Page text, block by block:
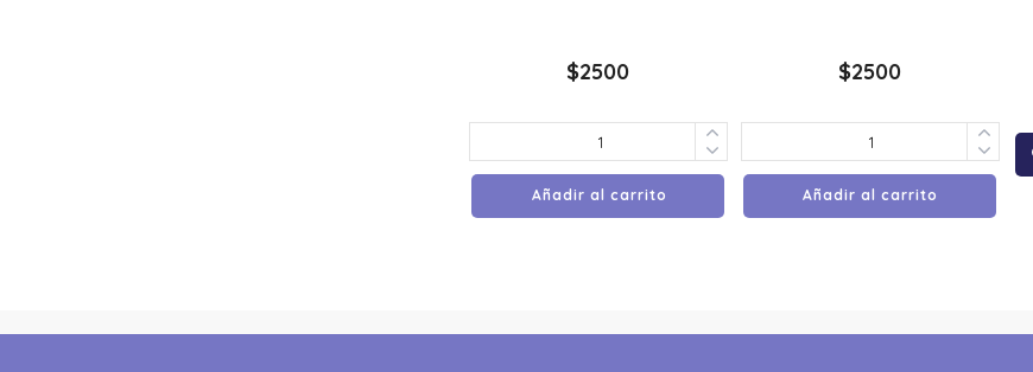
$2500
Añadir al carrito
$2500
Añadir al carrito